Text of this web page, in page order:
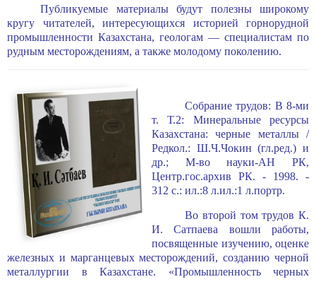
Публикуемые материалы будут полезны широкому
кругу читателей, интересующихся историей горнорудной
промышленности Казахстана, гео­логам — специалистам по
рудным месторождениям, а также молодому поколению.
Собрание трудов: В 8-ми
т. Т.2: Минеральные ресурсы
Казахстана: черные металлы /
Редкол.: Ш.Ч.Чокин (гл.ред.) и
др.; М-во науки-АН РК,
Центр.гос.архив РК. - 1998. -
312 с.: ил.:8 л.ил.:1 л.портр.
Во второй том трудов К.
И. Сатпаева вошли работы,
посвященные изучению, оценке
железных и марганцевых месторождений, созданию черной
металлургии в Казахстане. «Промышленность черных